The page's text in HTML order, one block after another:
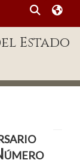
Estado